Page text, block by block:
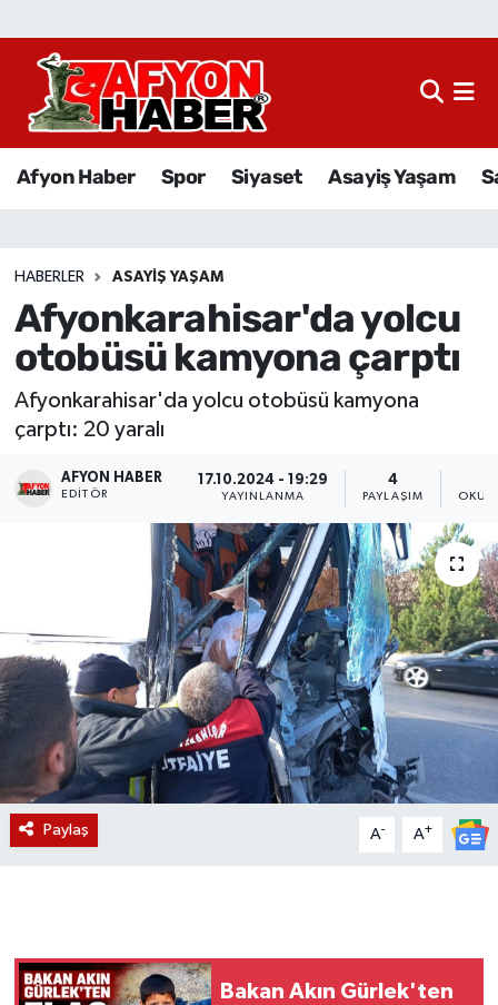
Afyon Haber Spor Siyaset Asayiş Yaşam
HABERLER ASAYIŞ YAŞAM
Afyonkarahisar'da yolcu
otobüsü kamyona çarptı
Afyonkarahisar'da yolcu otobüsü kamyona
çarptı: 20 yaralı
AFYON HABER
EDITÖR
17.10.2024 - 19:29
YAYINLANMA
4
PAYLAŞIM
Paylaş A- A+
Bakan Akın Gürlek'ten
Afyon Haber
Sağlık
Eğitim
Sivil Toplum
Ekonomi
Etkinlikler